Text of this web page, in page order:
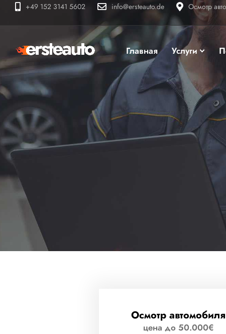
+49 152 3141 5602 info@ersteauto.de Осмотр
Главная Услуги
Осмотр автомобиля
цена до 50.000€